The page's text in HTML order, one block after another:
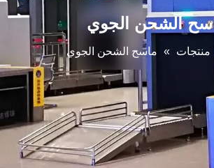
الشحن الجوي
منتجات » ماسح الشحن الجوي